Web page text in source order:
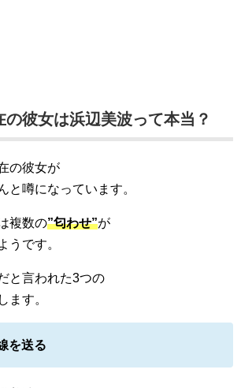
の彼女は浜辺美波って本当？
の彼女が
と噂になっています。
複数の”匂わせ”が
うです。
と言われた3つの
ます。
を送る